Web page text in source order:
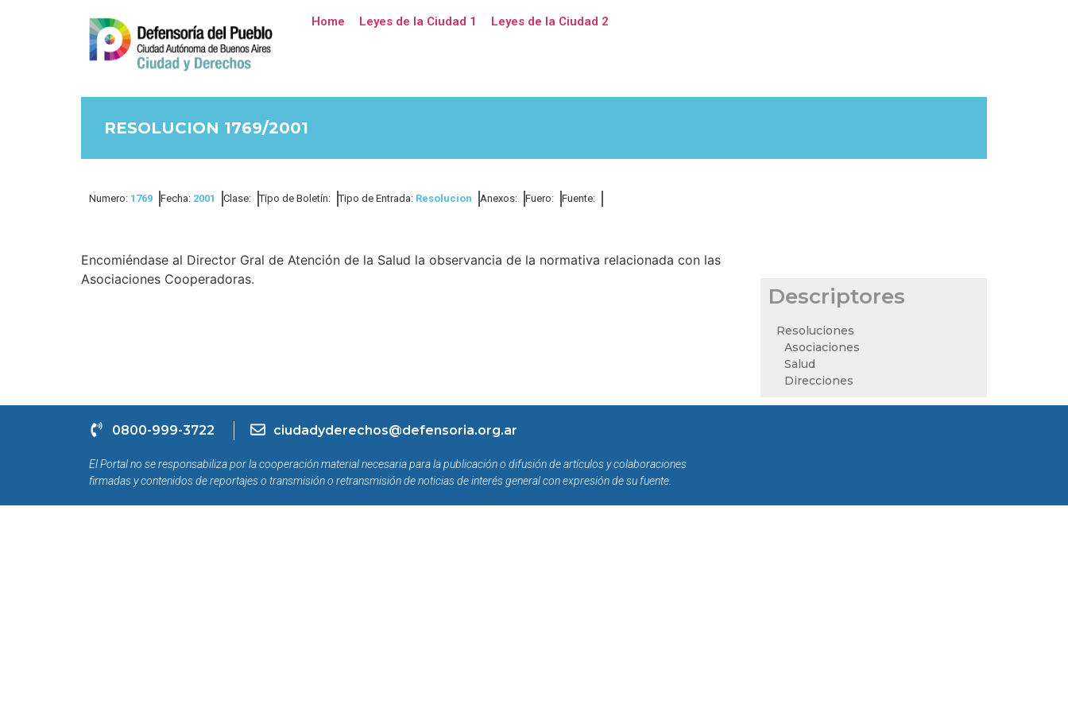
Home Leyes de la Ciudad 1 Leyes de la Ciudad 2
RESOLUCION 1769/2001
Numero: 1769 Fecha: 2001 Clase: Tipo de Boletín: Tipo de Entrada: Resolucion Anexos: Fuero: Fuente:
Encomiéndase al Director Gral de Atención de la Salud la observancia de la normativa relacionada con las
Asociaciones Cooperadoras.
Descriptores
Resoluciones
Asociaciones
Salud
Direcciones
0800-999-3722 ciudadyderechos@defensoria.org.ar
El Portal no se responsabiliza por la cooperación material necesaria para la publicación o difusión de artículos y colaboraciones
firmadas y contenidos de reportajes o transmisión o retransmisión de noticias de interés general con expresión de su fuente.